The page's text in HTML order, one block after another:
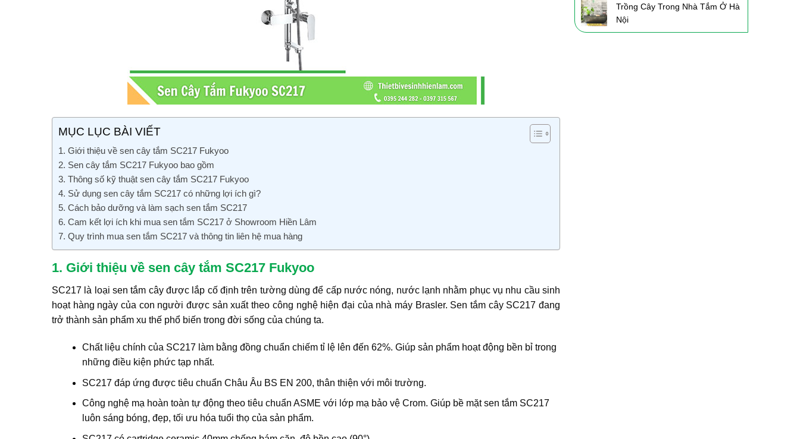
Trồng Cây Trong Nhà Tắm Ở Hà
Nội
MỤC LỤC BÀI VIẾT
1. Giới thiệu về sen cây tắm SC217 Fukyoo
2. Sen cây tắm SC217 Fukyoo bao gồm
3. Thông số kỹ thuật sen cây tắm SC217 Fukyoo
4. Sử dụng sen cây tắm SC217 có những lợi ích gì?
5. Cách bảo dưỡng và làm sạch sen tắm SC217
6. Cam kết lợi ích khi mua sen tắm SC217 ở Showroom Hiền Lâm
7. Quy trình mua sen tắm SC217 và thông tin liên hệ mua hàng
1. Giới thiệu về sen cây tắm SC217 Fukyoo
SC217 là loại sen tắm cây được lắp cố định trên tường dùng để cấp nước nóng, nước lạnh nhằm phục vụ nhu cầu sinh
hoạt hàng ngày của con người được sản xuất theo công nghệ hiện đại của nhà máy Brasler. Sen tắm cây SC217 đang
trở thành sản phẩm xu thế phổ biến trong đời sống của chúng ta.
Chất liệu chính của SC217 làm bằng đồng chuẩn chiếm tỉ lệ lên đến 62%. Giúp sản phẩm hoạt động bền bỉ trong
những điều kiện phức tạp nhất.
SC217 đáp ứng được tiêu chuẩn Châu Âu BS EN 200, thân thiện với môi trường.
Công nghệ mạ hoàn toàn tự động theo tiêu chuẩn ASME với lớp mạ bảo vệ Crom. Giúp bề mặt sen tắm SC217
luôn sáng bóng, đẹp, tối ưu hóa tuổi thọ của sản phẩm.